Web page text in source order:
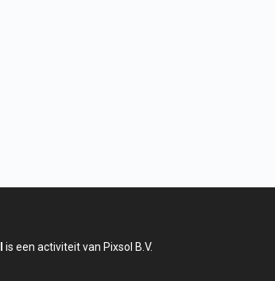
is een activiteit van Pixsol B.V.